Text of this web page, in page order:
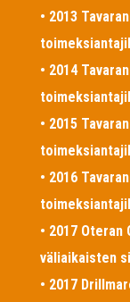
• 2013
• 2014
• 2015
• 2016
• 2017
väliaikaisten
• 2017